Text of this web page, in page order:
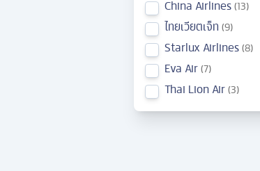
China Airlines 13
ไทยเวียตเจ็ท 9
Starlux Airlines 8
Eva Air 7
Thai Lion Air 3